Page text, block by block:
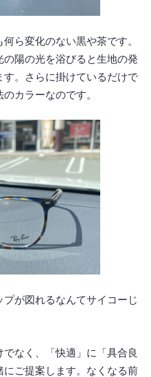
ら変化のない黒や茶です。
陽の光を浴びると生地の発
。さらに掛けているだけで
カラーなのです。
が図れるなんてサイコーじ
なく、「快適」に「具合良
にご提案します。なくなる前